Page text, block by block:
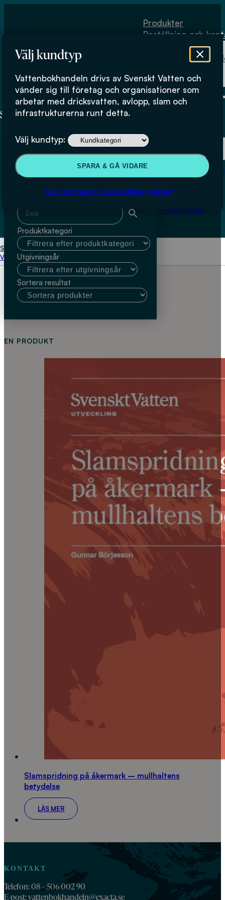
Välj kundtyp
Vattenbokhandeln drivs av Svenskt Vatten och
vänder sig till företag och organisationer som
arbetar med dricksvatten, avlopp, slam och
infrastrukturerna runt detta.
Välj kundtyp:
SPARA & GÅ VIDARE
Mer information om kundkategorierna
Produkter
Beställning och
Fysiskt lager
Beställning och kontakt
Om
Köpvillkor
Fysiskt lager
Start humus
Välj kundtyp
humus
Sök & filtrera
Sök med fritext
Produktkategori
Utgivningsår
Sortera resultat
EN PRODUKT
Slamspridning på åkermark – mullhaltens
betydelse
LÄS MER
KONTAKT
Telefon: 08 – 506 002 90
E-post:vattenbokhandeln@exacta.se